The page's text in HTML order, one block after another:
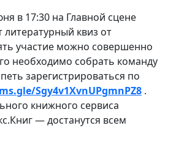
в 17:30 на Главной сцене
квиз от
участие можно совершенно
необходимо собрать команду
зарегистрироваться по
Sgy4v1XvnUPgmnPZ8 .
книжного сервиса
— достанутся всем